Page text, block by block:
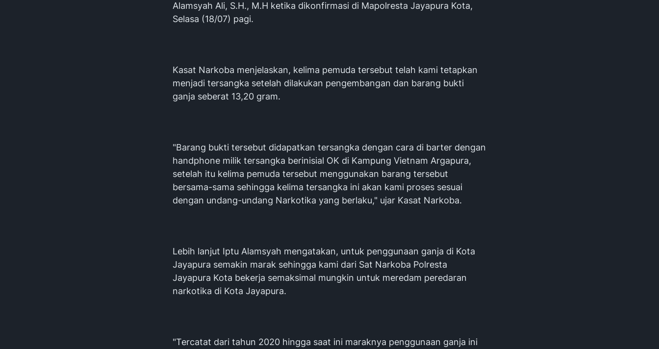
Alamsyah Ali, S.H., M.H ketika dikonfirmasi di Mapolresta Jayapura Kota,
Selasa (18/07) pagi.
Kasat Narkoba menjelaskan, kelima pemuda tersebut telah kami tetapkan
menjadi tersangka setelah dilakukan pengembangan dan barang bukti
ganja seberat 13,20 gram.
"Barang bukti tersebut didapatkan tersangka dengan cara di barter dengan
handphone milik tersangka berinisial OK di Kampung Vietnam Argapura,
setelah itu kelima pemuda tersebut menggunakan barang tersebut
bersama-sama sehingga kelima tersangka ini akan kami proses sesuai
dengan undang-undang Narkotika yang berlaku," ujar Kasat Narkoba.
Lebih lanjut Iptu Alamsyah mengatakan, untuk penggunaan ganja di Kota
Jayapura semakin marak sehingga kami dari Sat Narkoba Polresta
Jayapura Kota bekerja semaksimal mungkin untuk meredam peredaran
narkotika di Kota Jayapura.
"Tercatat dari tahun 2020 hingga saat ini maraknya penggunaan ganja ini